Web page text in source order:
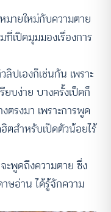
มายใหม่กับความตาย
ที่เปิดมุมมองเรื่องการ
ปเองก็เช่นกัน เพราะ
ยบง่าย บางครั้งเป็ดก็
รงมา เพราะการพูด
ตสำหรับเป็ดตัวน้อยไร้
ะพูดถึงความตาย ซึ่ง
ษอ่าน ได้รู้จักความ